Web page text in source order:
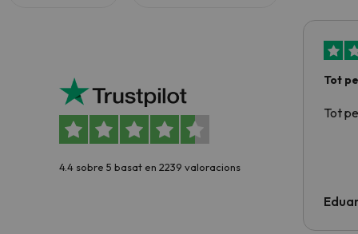
4.4 sobre 5 basat en 2239 valoracions
Tot
Tot